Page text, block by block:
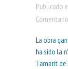
Publicado
La obra
ha sido la
Tamarit de